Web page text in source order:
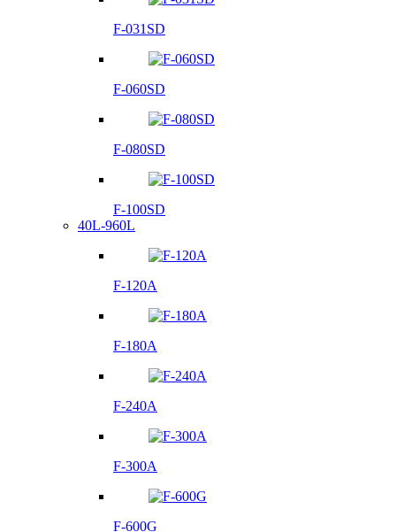
F-031SD
F-060SD
F-080SD
F-100SD
40L-960L
F-120A
F-180A
F-240A
F-300A
F-600G